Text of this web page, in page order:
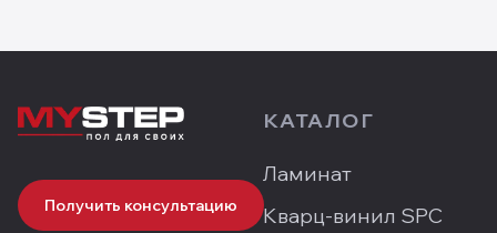
Получить консультацию
КАТАЛОГ
Ламинат
Кварц-винил SPC